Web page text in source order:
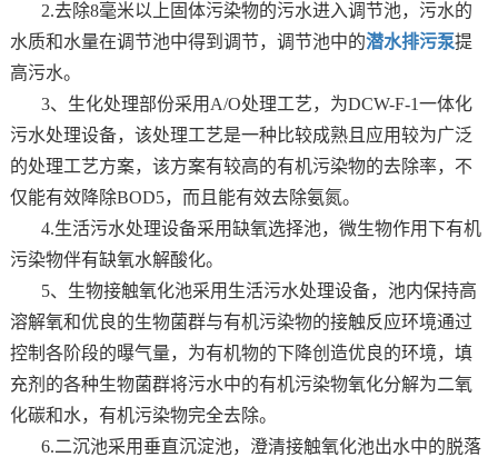
2.去除8毫米以上固体污染物的污水进入调节池，污水的
水质和水量在调节池中得到调节，调节池中的潜水排污泵提
高污水。
3、生化处理部份采用A/O处理工艺，为DCW-F-1一体化
污水处理设备，该处理工艺是一种比较成熟且应用较为广泛
的处理工艺方案，该方案有较高的有机污染物的去除率，不
仅能有效降除BOD5，而且能有效去除氨氮。
4.生活污水处理设备采用缺氧选择池，微生物作用下有机
污染物伴有缺氧水解酸化。
5、生物接触氧化池采用生活污水处理设备，池内保持高
溶解氧和优良的生物菌群与有机污染物的接触反应环境通过
控制各阶段的曝气量，为有机物的下降创造优良的环境，填
充剂的各种生物菌群将污水中的有机污染物氧化分解为二氧
化碳和水，有机污染物完全去除。
6.二沉池采用垂直沉淀池，澄清接触氧化池出水中的脱落